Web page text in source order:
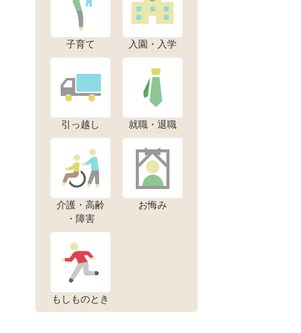
子育て 入園・入学
引っ越し 就職・退職
介護・高齢
・障害
お悔み
もしものとき